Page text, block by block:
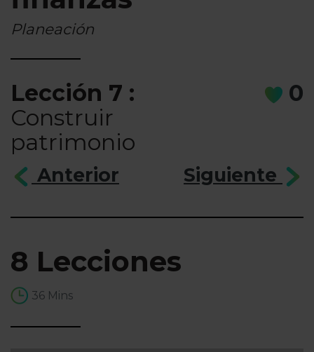
Planeación
Lección 7 :
Construir
patrimonio
0
Anterior Siguiente
8 Lecciones
36 Mins